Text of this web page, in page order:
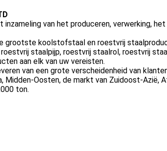
van het produceren, verwerking,
grootste koolstofstaal en roestvrij
staalpijp, roestvrij staalrol, roestvrij
aan elk van uw vereisten.
van een grote verscheidenheid van
Midden-Oosten, de markt van Zuidoost-Azië,
ton.